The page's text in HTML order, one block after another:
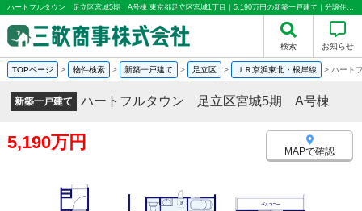
ハートフルタウン 足立区宮城5期 A号棟 東京都足立区宮城1丁目｜5,190万円の新築一戸建て｜分譲住宅や新築物件｜三敬商事株式会社(サンケイ商事)
検索 お知らせ
TOPページ > 物件検索 > 新築一戸建て > 足立区 > ＪＲ京浜東北・根岸線 > ハート
新築一戸建て ハートフルタウン 足立区宮城5期 A号棟
5,190万円 MAPで確認